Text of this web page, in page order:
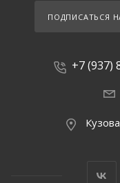
ПОДПИСАТЬСЯ
+7 (937)